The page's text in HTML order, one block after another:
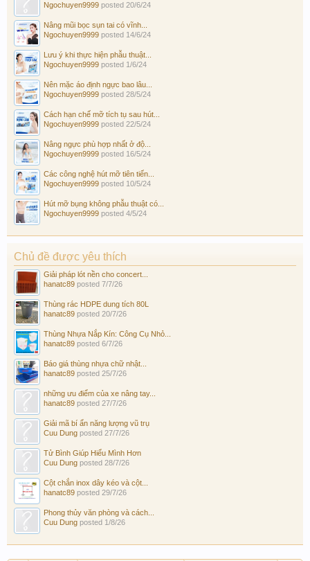
Ngochuyen9999 posted 20/6/24
Nâng mũi bọc sụn tai có vĩnh...
Ngochuyen9999 posted 14/6/24
Lưu ý khi thực hiện phẫu thuật...
Ngochuyen9999 posted 1/6/24
Nên mặc áo định ngực bao lâu...
Ngochuyen9999 posted 28/5/24
Cách hạn chế mỡ tích tụ sau hút...
Ngochuyen9999 posted 22/5/24
Nâng ngực phù hợp nhất ở độ...
Ngochuyen9999 posted 16/5/24
Các công nghệ hút mỡ tiên tiến...
Ngochuyen9999 posted 10/5/24
Hút mỡ bụng không phẫu thuật có...
Ngochuyen9999 posted 4/5/24
Chủ đề được yêu thích
Giải pháp lót nền cho concert...
hanatc89 posted 7/7/26
Thùng rác HDPE dung tích 80L
hanatc89 posted 20/7/26
Thùng Nhựa Nắp Kín: Công Cụ Nhỏ...
hanatc89 posted 6/7/26
Báo giá thùng nhựa chữ nhật...
hanatc89 posted 25/7/26
những ưu điểm của xe nâng tay...
hanatc89 posted 27/7/26
Giải mã bí ẩn năng lượng vũ trụ
Cuu Dung posted 27/7/26
Tử Bình Giúp Hiểu Mình Hơn
Cuu Dung posted 28/7/26
Cột chắn inox dây kéo và cột...
hanatc89 posted 29/7/26
Phong thủy văn phòng và cách...
Cuu Dung posted 1/8/26